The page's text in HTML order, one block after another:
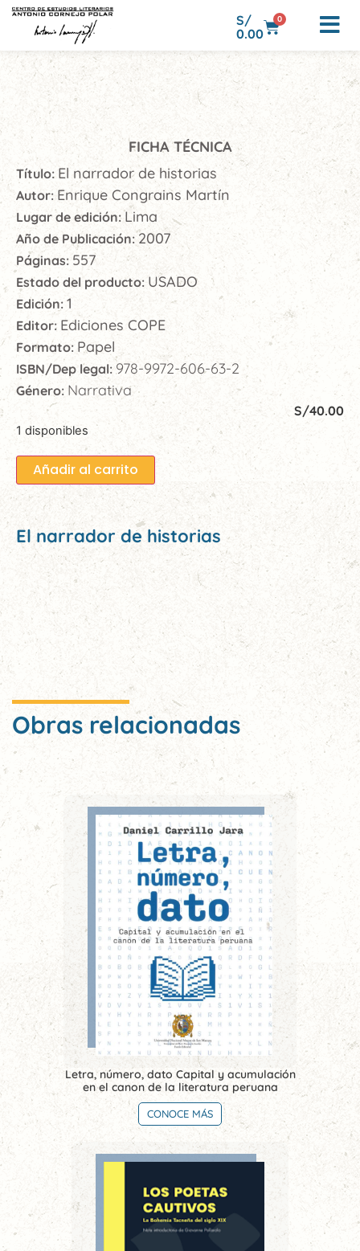
S/
0.00
0
FICHA TÉCNICA
Título: El narrador de historias
Autor: Enrique Congrains Martín
Lugar de edición: Lima
Año de Publicación: 2007
Páginas: 557
Estado del producto: USADO
Edición: 1
Editor: Ediciones COPE
Formato: Papel
ISBN/Dep legal: 978-9972-606-63-2
Género: Narrativa
S/40.00
1 disponibles
Añadir al carrito
El narrador de historias
Obras relacionadas
Letra, número, dato Capital y acumulación
en el canon de la literatura peruana
CONOCE MÁS